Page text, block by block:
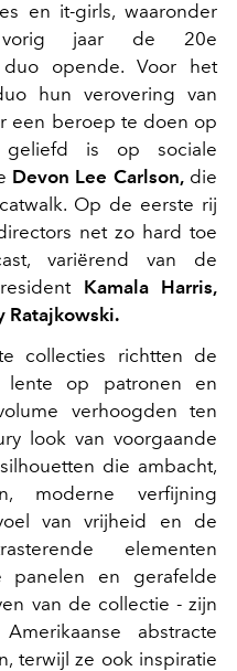
en it-girls, waaronder
jaar de 20e
duo opende. Voor het
hun verovering van
een beroep te doen op
is op sociale
Devon Lee Carlson,die
Op de eerste rij
net zo hard toe
variërend van de
Kamala Harris,
Ratajkowski.
collecties richtten de
lente op patronen en
verhoogden ten
look van voorgaande
die ambacht,
moderne verfijning
van vrijheid en de
elementen
panelen en gerafelde
van de collectie - zijn
abstracte
terwijl ze ook inspiratie